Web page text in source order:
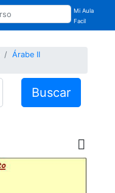
Mi Aula
Facil
Árabe II
Buscar